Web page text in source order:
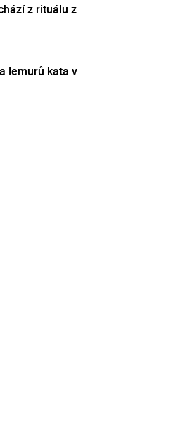
z rituálu z
lemurů kata v